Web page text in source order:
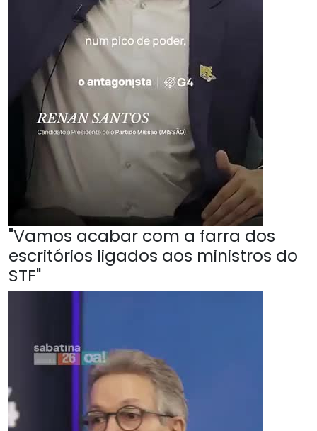
"Vamos acabar com a farra dos
escritórios ligados aos ministros do
STF"